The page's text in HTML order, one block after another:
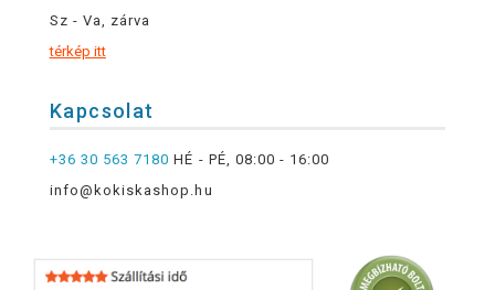
Sz - Va, zárva
térkép itt
Kapcsolat
+36 30 563 7180 HÉ - PÉ, 08:00 - 16:00
info@kokiskashop.hu